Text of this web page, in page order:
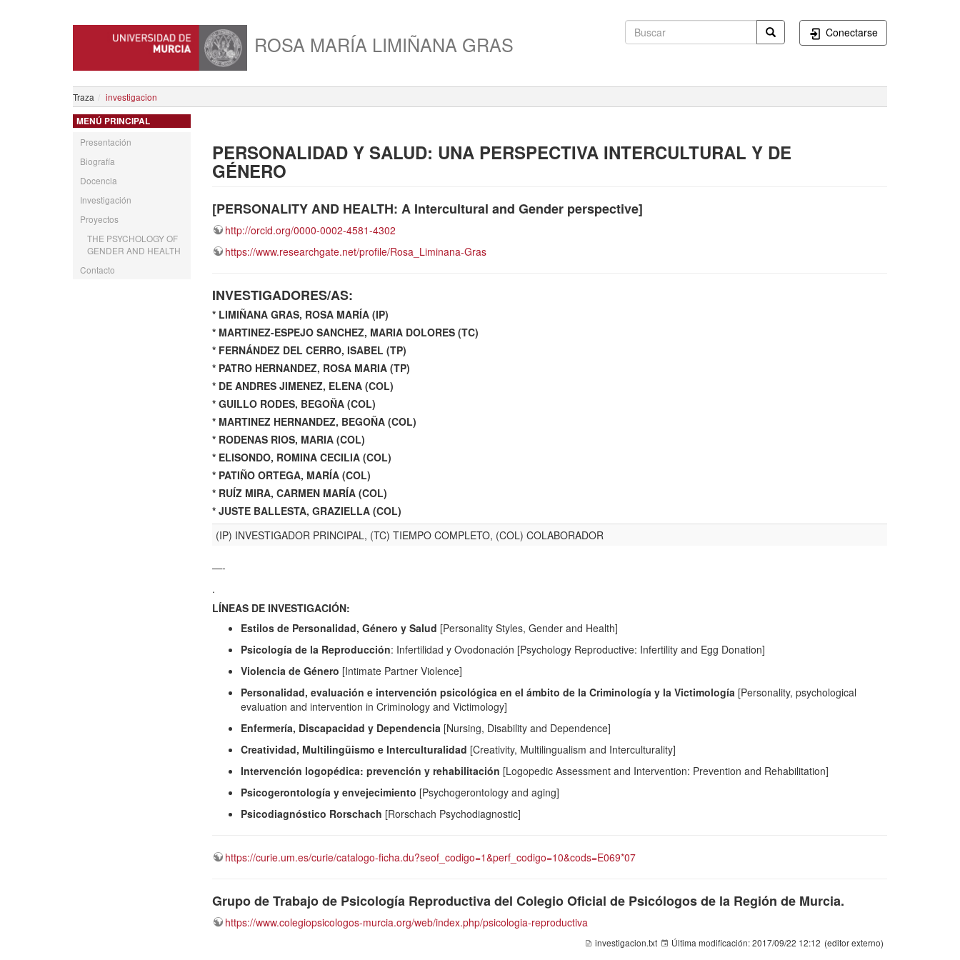
ROSA MARÍA LIMIÑANA GRAS Conectarse
Traza
investigacion
MENÚ PRINCIPAL
Presentación
Biografía
Docencia
Investigación
Proyectos
THE PSYCHOLOGY OF
GENDER AND HEALTH
Contacto
PERSONALIDAD Y SALUD: UNA PERSPECTIVA INTERCULTURAL Y DE
GÉNERO
[PERSONALITY AND HEALTH: A Intercultural and Gender perspective]
http://orcid.org/0000-0002-4581-4302
https://www.researchgate.net/profile/Rosa_Liminana-Gras
INVESTIGADORES/AS:
* LIMIÑANA GRAS, ROSA MARÍA (IP)
* MARTINEZ-ESPEJO SANCHEZ, MARIA DOLORES (TC)
* FERNÁNDEZ DEL CERRO, ISABEL (TP)
* PATRO HERNANDEZ, ROSA MARIA (TP)
* DE ANDRES JIMENEZ, ELENA (COL)
* GUILLO RODES, BEGOÑA (COL)
* MARTINEZ HERNANDEZ, BEGOÑA (COL)
* RODENAS RIOS, MARIA (COL)
* ELISONDO, ROMINA CECILIA (COL)
* PATIÑO ORTEGA, MARÍA (COL)
* RUÍZ MIRA, CARMEN MARÍA (COL)
* JUSTE BALLESTA, GRAZIELLA (COL)
(IP) INVESTIGADOR PRINCIPAL, (TC) TIEMPO COMPLETO, (COL) COLABORADOR
—-
.
LÍNEAS DE INVESTIGACIÓN:
Estilos de Personalidad, Género y Salud [Personality Styles, Gender and Health]
Psicología de la Reproducción: Infertilidad y Ovodonación [Psychology Reproductive: Infertility and Egg Donation]
Violencia de Género [Intimate Partner Violence]
Personalidad, evaluación e intervención psicológica en el ámbito de la Criminología y la Victimología [Personality, psychological
evaluation and intervention in Criminology and Victimology]
Enfermería, Discapacidad y Dependencia [Nursing, Disability and Dependence]
Creatividad, Multilingüismo e Interculturalidad [Creativity, Multilingualism and Interculturality]
Intervención logopédica: prevención y rehabilitación [Logopedic Assessment and Intervention: Prevention and Rehabilitation]
Psicogerontología y envejecimiento [Psychogerontology and aging]
Psicodiagnóstico Rorschach [Rorschach Psychodiagnostic]
https://curie.um.es/curie/catalogo-ficha.du?seof_codigo=1&perf_codigo=10&cods=E069*07
Grupo de Trabajo de Psicología Reproductiva del Colegio Oficial de Psicólogos de la Región de Murcia.
https://www.colegiopsicologos-murcia.org/web/index.php/psicologia-reproductiva
investigacion.txt Última modificación:2017/09/22 12:12 (editor externo)